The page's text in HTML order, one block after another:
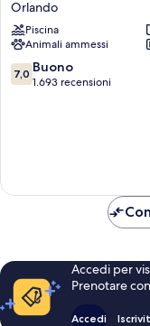
by
Wyndham
Orlando
Near
Florida
Orlando
Piscina
Animali ammessi
7.0
su
7,0 Buono
1.693 recensioni
Accedi per
Prenotare
Accedi